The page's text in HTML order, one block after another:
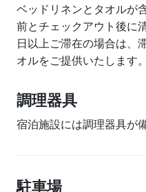
ベッドリネンとタオルが
前とチェックアウト後に
日以上ご滞在の場合は、
オルをご提供いたします。
調理器具
宿泊施設には調理器具が
駐車場